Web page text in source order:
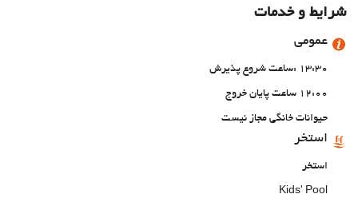
شرایط و خدمات
عمومی
13:30 :ساعت شروع پذیرش
12:00 ساعت پایان خروج
حیوانات خانگی مجاز نیست
استخر
استخر
Kids' Pool